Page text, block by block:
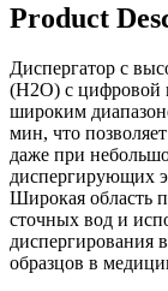
Product
Диспергатор с
(H2O) с цифровой
широким
мин, что
даже при
диспергирующих
Широкая область
сточных вод и
диспергирования
образцов в